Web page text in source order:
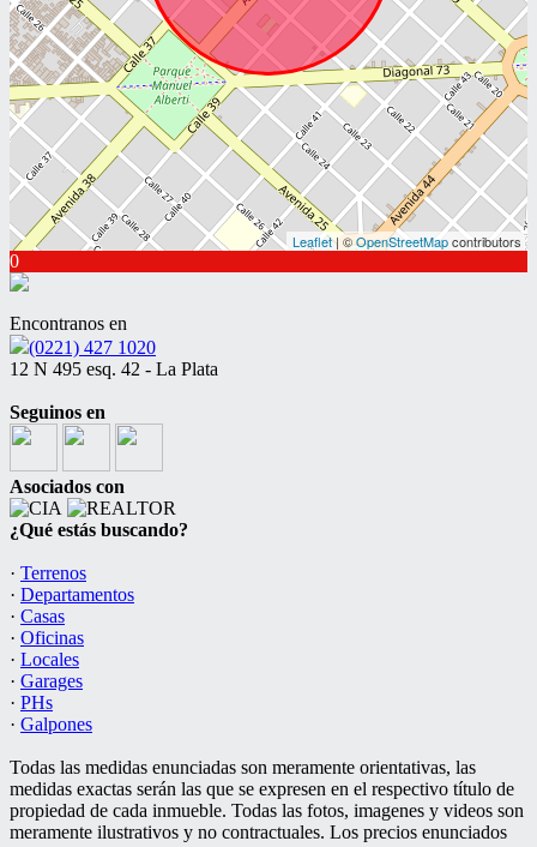
Leaflet| ©OpenStreetMapcontributors
0
Encontranos en
(0221) 427 1020
12 N 495 esq. 42 - La Plata
Seguinos en
Asociados con
¿Qué estás buscando?
· Terrenos
· Departamentos
· Casas
· Oficinas
· Locales
· Garages
· PHs
· Galpones
Todas las medidas enunciadas son meramente orientativas, las
medidas exactas serán las que se expresen en el respectivo título de
propiedad de cada inmueble. Todas las fotos, imagenes y videos son
meramente ilustrativos y no contractuales. Los precios enunciados